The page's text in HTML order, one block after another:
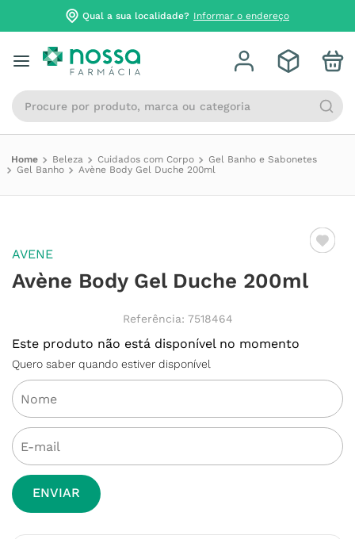
Qual a sua localidade? Informar o endereço
Procure por produto, marca ou categoria
Beleza Cuidados com Corpo
Gel Banho e Sabonetes
Gel Banho
Avène Body Gel Duche 200ml
AVENE
Avène Body Gel Duche 200ml
Referência: 7518464
Este produto não está disponível no momento
Quero saber quando estiver disponível
ENVIAR